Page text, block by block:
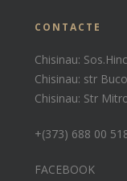
CONTACTE
Chisinau:
Chisinau: str
Chisinau: Str
+(373) 688 00
FACEBOOK